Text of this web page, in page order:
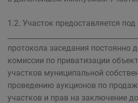
1.2. Участок предоставляется
протокола заседания постоянно
комиссии по приватизации
участков муниципальной
проведению аукционов по
участков и прав на заключение